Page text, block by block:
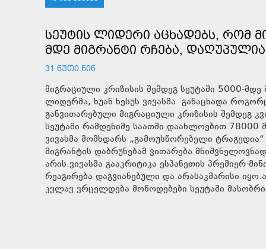
ᲡᲔᲣᲢᲘᲡ ᲚᲘᲓᲔᲠᲘ ᲐᲪᲮᲐᲓᲔᲑᲡ, ᲠᲝᲛ
ᲛᲓᲔ ᲛᲘᲒᲠᲐᲜᲢᲘ ᲠᲩᲔᲑᲐ, ᲓᲐᲦᲣᲞᲣᲚᲘᲐ
31 ᲬᲣᲗᲘ ᲬᲘᲜ
მიგრაციული კრიზისის შემდეგ სეუტაში 5000-
ლიდერმა, ხუან ხესუს ვივასმა
განვითარებული მიგრაციული კრიზისის შემდეგ
სეუტაში რამდენიმე საათში დაახლოებით 78000
ვივასმა მომხდარს „გამოუსწორებელი
მიგრანტის დაბრუნებამ ვითარება
არის.ვივასმა გააკრიტიკა ესპანეთის პრემიერ-
რეაგირება დაგვიანებული და არასაკმარისი
კვლავ ვრცელდება მოწოდებები სეუტაში